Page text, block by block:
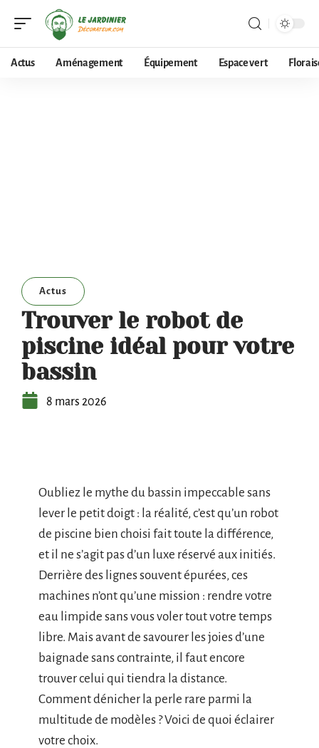
Actus Aménagement Équipement Espace vert
Actus
Trouver le robot de
piscine idéal pour votre
bassin
8 mars 2026
Oubliez le mythe du bassin impeccable sans
lever le petit doigt : la réalité, c’est qu’un robot
de piscine bien choisi fait toute la différence,
et il ne s’agit pas d’un luxe réservé aux initiés.
Derrière des lignes souvent épurées, ces
machines n’ont qu’une mission : rendre votre
eau limpide sans vous voler tout votre temps
libre. Mais avant de savourer les joies d’une
baignade sans contrainte, il faut encore
trouver celui qui tiendra la distance.
Comment dénicher la perle rare parmi la
multitude de modèles ? Voici de quoi éclairer
votre choix.